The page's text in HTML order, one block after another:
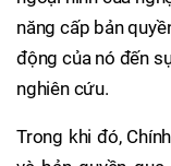
năng cấp bản
động của nó đến
nghiên cứu.
Trong khi đó,